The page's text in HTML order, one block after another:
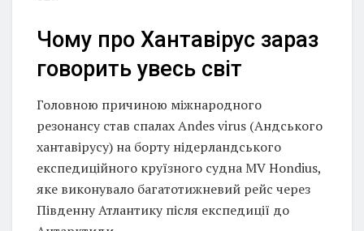
Чому про Хантавірус зараз
говорить увесь світ
Головною причиною міжнародного
резонансу став спалах Andes virus (Андського
хантавірусу) на борту нідерландського
експедиційного круїзного судна MV Hondius,
яке виконувало багатотижневий рейс через
Південну Атлантику після експедиції до